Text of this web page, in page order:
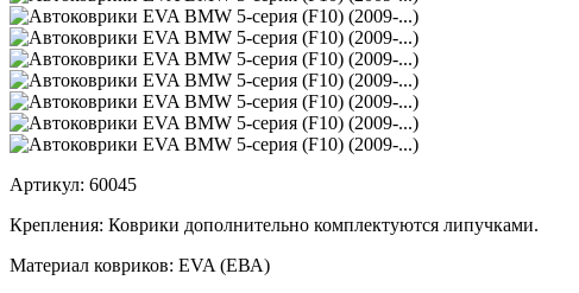
Артикул: 60045
Крепления: Коврики дополнительно комплектуются липучками.
Материал ковриков: EVA (ЕВА)